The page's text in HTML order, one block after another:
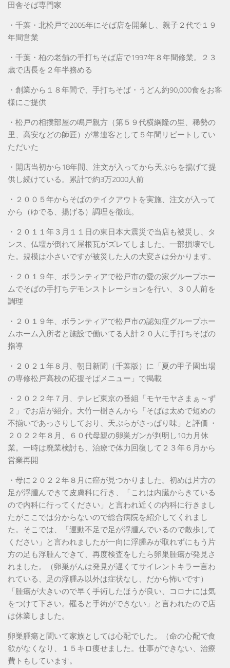
田舎そば専門家
・千葉・北松戸で2005年にそば店を開業し、親子２代で１９
年間営業
・千葉・柏の老舗の手打ちそば店で1997年８年間修業。２３
歳で店長を２年半務める
・創業から１８年間で、手打ちそば・うどん約90,000食をお客
様にご提供
・松戸の相撲部屋の鳴戸親方（第５９代横綱隆の里、稀勢の
里、高安などの師匠）が常連客として５年間リピートしてい
ただいた
・開店当初から18年間、注文が入ってから天ぷらを揚げて提
供し続けている。累計で約3万2000人前
・２００５年からそばのテイクアウトを実施、注文が入って
から（ゆでる、揚げる）調理を徹底。
・２０１１年３月１１日の東日本大震災で当店も被災し、タ
ンス、仏壇が倒れて屋根瓦がズレてしました。一部損壊でし
た。規模は小さいですが被災した人の大変さは分かります。
・２０１９年、ボランティアで松戸市の愛の家グループホー
ムでそばの手打ちデモンストレーションを行い、３０人前を
調理
・２０１９年、ボランティアで松戸市の認知症グループホー
ムホーム入所者と施設で働いてる人計２０人に手打ちそばの
指導
・２０２１年８月、朝日新聞（千葉版）に「夏の甲子園出場
の専修松戸高校の応援そばメニュー」で掲載
・２０２２年７月、テレビ東京の番組「モヤモヤさまぁ～ず
２」でお店が紹介。大竹一樹さんから「そばは太めで短めの
不揃いであっさりしており、天ぷらがさっぱり味」と評価 ・
２０２２年８月、６０代母親の卵巣ガンが判明し10カ月休
業。一時は廃業検討も、治療で体力回復して２３年６月から
営業再開
・母に２０２２年８月に癌が見つかりました。初めは片方の
足が浮腫んできて皮膚科に行き、「これは内臓からきている
ので内科に行ってください」と言われ近くの内科に行きまし
たがここでは分からないので総合病院を紹介してくれまし
た。そこでは、「運動不足で足が浮腫んでいるので散歩して
ください」と言われましたが一向に浮腫みが取れずにもう片
方の足も浮腫んできて、再度検査をしたら卵巣腫瘍が発見さ
れました。（卵巣がんは発見が遅くてサイレントキラー言わ
れている、足の浮腫み以外は症状なし、だから怖いです）
「腫瘍が大きいので早く手術したほうが良い、コロナには気
をつけて下さい。罹ると手術ができない」と言われたので店
は休業しました。
卵巣腫瘍と聞いて家族としては心配でした。（命の心配で食
欲がなくなり、１５キロ痩せました。仕事ができない、治療
費トもしています。